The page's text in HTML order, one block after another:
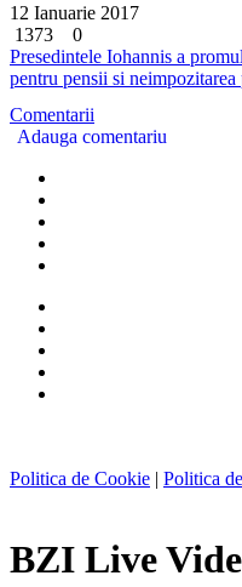
12 Ianuarie 2017
1373
0
Presedintele Iohannis a
pentru pensii si
Comentarii
Adauga comentariu
Politica de Cookie | Politica
BZI Live